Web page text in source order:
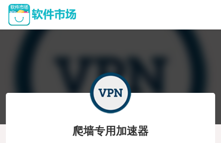
爬墙专用加速器